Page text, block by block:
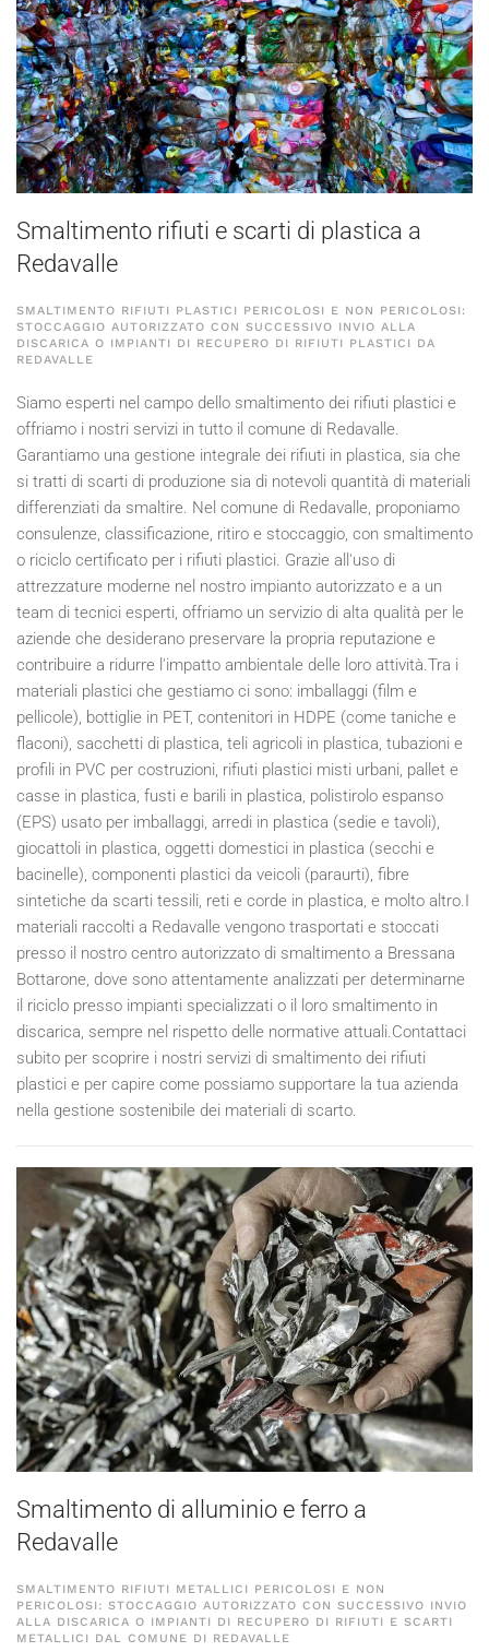
Smaltimento rifiuti e scarti di plastica a
Redavalle
SMALTIMENTO RIFIUTI PLASTICI PERICOLOSI E NON PERICOLOSI:
STOCCAGGIO AUTORIZZATO CON SUCCESSIVO INVIO ALLA
DISCARICA O IMPIANTI DI RECUPERO DI RIFIUTI PLASTICI DA
REDAVALLE
Siamo esperti nel campo dello smaltimento dei rifiuti plastici e
offriamo i nostri servizi in tutto il comune di Redavalle.
Garantiamo una gestione integrale dei rifiuti in plastica, sia che
si tratti di scarti di produzione sia di notevoli quantità di materiali
differenziati da smaltire. Nel comune di Redavalle, proponiamo
consulenze, classificazione, ritiro e stoccaggio, con smaltimento
o riciclo certificato per i rifiuti plastici. Grazie all'uso di
attrezzature moderne nel nostro impianto autorizzato e a un
team di tecnici esperti, offriamo un servizio di alta qualità per le
aziende che desiderano preservare la propria reputazione e
contribuire a ridurre l'impatto ambientale delle loro attività.Tra i
materiali plastici che gestiamo ci sono: imballaggi (film e
pellicole), bottiglie in PET, contenitori in HDPE (come taniche e
flaconi), sacchetti di plastica, teli agricoli in plastica, tubazioni e
profili in PVC per costruzioni, rifiuti plastici misti urbani, pallet e
casse in plastica, fusti e barili in plastica, polistirolo espanso
(EPS) usato per imballaggi, arredi in plastica (sedie e tavoli),
giocattoli in plastica, oggetti domestici in plastica (secchi e
bacinelle), componenti plastici da veicoli (paraurti), fibre
sintetiche da scarti tessili, reti e corde in plastica, e molto altro.I
materiali raccolti a Redavalle vengono trasportati e stoccati
presso il nostro centro autorizzato di smaltimento a Bressana
Bottarone, dove sono attentamente analizzati per determinarne
il riciclo presso impianti specializzati o il loro smaltimento in
discarica, sempre nel rispetto delle normative attuali.Contattaci
subito per scoprire i nostri servizi di smaltimento dei rifiuti
plastici e per capire come possiamo supportare la tua azienda
nella gestione sostenibile dei materiali di scarto.
Smaltimento di alluminio e ferro a
Redavalle
SMALTIMENTO RIFIUTI METALLICI PERICOLOSI E NON
PERICOLOSI: STOCCAGGIO AUTORIZZATO CON SUCCESSIVO INVIO
ALLA DISCARICA O IMPIANTI DI RECUPERO DI RIFIUTI E SCARTI
METALLICI DAL COMUNE DI REDAVALLE